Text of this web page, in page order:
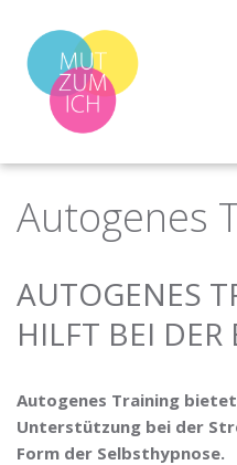
Zum
Inhalt
springen
Autogenes
AUTOGENES
HILFT BEI
Autogenes Training
Unterstützung bei der
Form der Selbsthypnose.